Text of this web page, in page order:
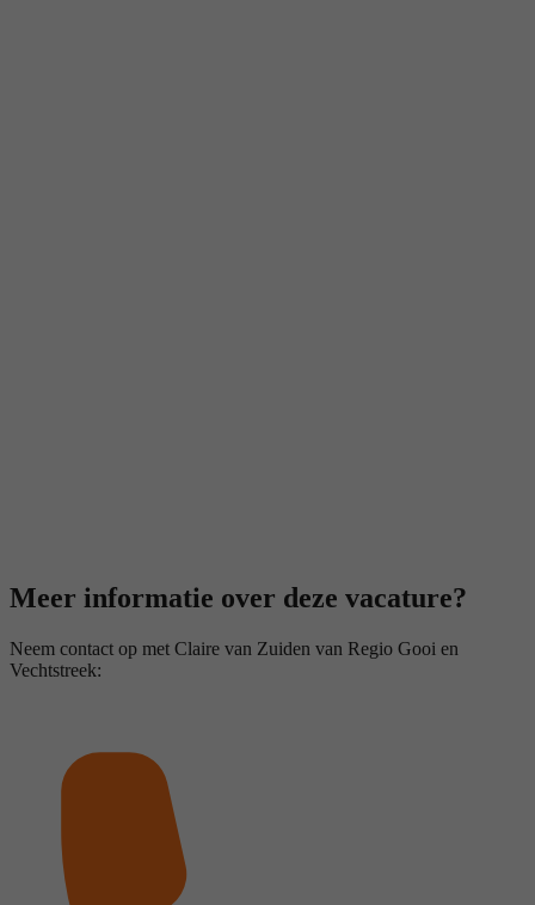
Meer informatie over deze vacature?
Neem contact op met Claire van Zuiden van Regio Gooi en
Vechtstreek: